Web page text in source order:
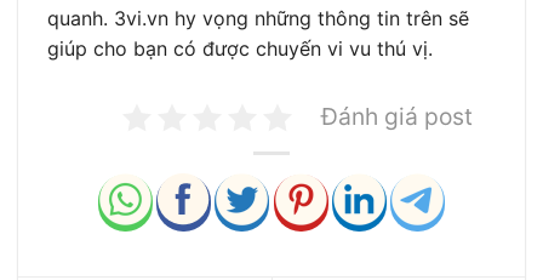
quanh. 3vi.vn hy vọng những thông tin trên sẽ
giúp cho bạn có được chuyến vi vu thú vị.
Đánh giá post